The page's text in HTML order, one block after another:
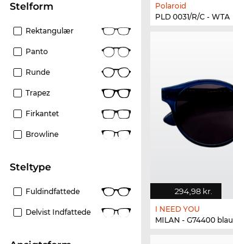
Stelform
Rektangulær
Panto
Runde
Trapez
Firkantet
Browline
Steltype
Fuldindfattede
Delvist Indfattede
Polaroid
PLD 0031/R/C - WTA
294,98 kr.
I NEED YOU
MILAN - G74400 blau